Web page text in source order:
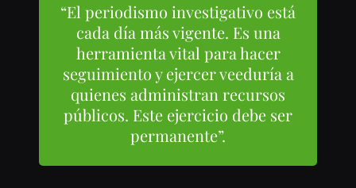
“El periodismo investigativo está
cada día más vigente. Es una
herramienta vital para hacer
seguimiento y ejercer veeduría a
quienes administran recursos
públicos. Este ejercicio debe ser
permanente”.